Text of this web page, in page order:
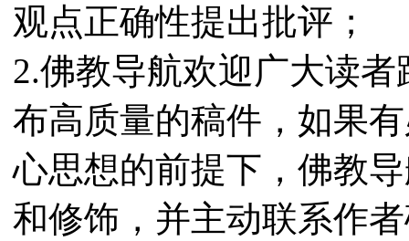
观点正确性提出批评；
2.佛教导航欢迎广大读
布高质量的稿件，如果
心思想的前提下，佛教
和修饰，并主动联系作